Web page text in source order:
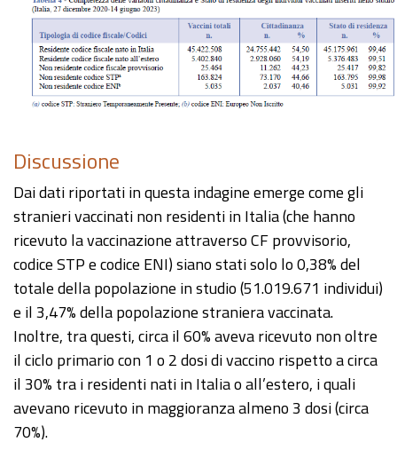
Discussione
Dai dati riportati in questa indagine emerge come gli
stranieri vaccinati non residenti in Italia (che hanno
ricevuto la vaccinazione attraverso CF provvisorio,
codice STP e codice ENI) siano stati solo lo 0,38% del
totale della popolazione in studio (51.019.671 individui)
e il 3,47% della popolazione straniera vaccinata.
Inoltre, tra questi, circa il 60% aveva ricevuto non oltre
il ciclo primario con 1 o 2 dosi di vaccino rispetto a circa
il 30% tra i residenti nati in Italia o all’estero, i quali
avevano ricevuto in maggioranza almeno 3 dosi (circa
70%).